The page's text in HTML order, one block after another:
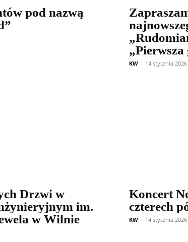
pod nazwą
„Pierwsza
KW - 14 stycznia 2026
Drzwi w
im.
w Wilnie
Koncert
czterech
KW - 14 stycznia 2026